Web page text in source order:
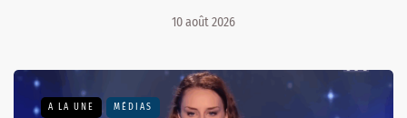
10 août 2026
A LA UNE MÉDIAS